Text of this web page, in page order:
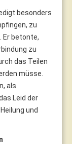
besonders
zu
Er betonte,
zu
das Teilen
müsse.
als
Leid der
und